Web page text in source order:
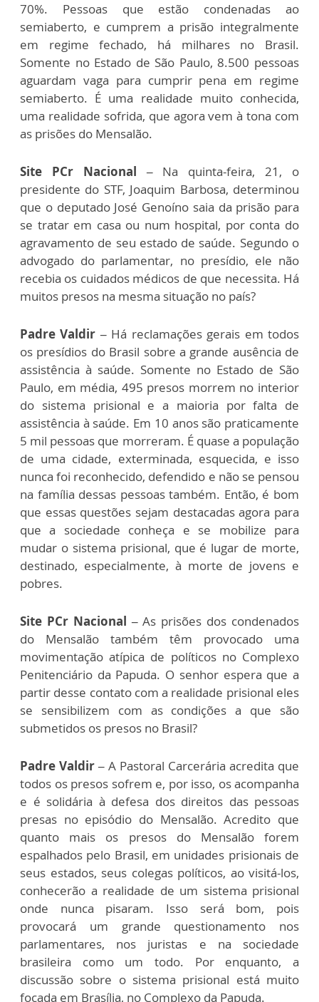
70%. Pessoas que estão condenadas ao
semiaberto, e cumprem a prisão integralmente
em regime fechado, há milhares no Brasil.
Somente no Estado de São Paulo, 8.500 pessoas
aguardam vaga para cumprir pena em regime
semiaberto. É uma realidade muito conhecida,
uma realidade sofrida, que agora vem à tona com
as prisões do Mensalão.
Site PCr Nacional –
Na quinta-feira, 21, o
presidente do STF, Joaquim Barbosa, determinou
que o deputado José Genoíno saia da prisão para
se tratar em casa ou num hospital, por conta do
agravamento de seu estado de saúde. Segundo o
advogado do parlamentar, no presídio, ele não
recebia os cuidados médicos de que necessita. Há
muitos presos na mesma situação no país?
Padre Valdir –Há reclamações gerais em todos
os presídios do Brasil sobre a grande ausência de
assistência à saúde. Somente no Estado de São
Paulo, em média, 495 presos morrem no interior
do sistema prisional e a maioria por falta de
assistência à saúde. Em 10 anos são praticamente
5 mil pessoas que morreram. É quase a população
de uma cidade, exterminada, esquecida, e isso
nunca foi reconhecido, defendido e não se pensou
na família dessas pessoas também. Então, é bom
que essas questões sejam destacadas agora para
que a sociedade conheça e se mobilize para
mudar o sistema prisional, que é lugar de morte,
destinado, especialmente, à morte de jovens e
pobres.
Site PCr Nacional –As prisões dos condenados
do Mensalão também têm provocado uma
movimentação atípica de políticos no Complexo
Penitenciário da Papuda. O senhor espera que a
partir desse contato com a realidade prisional eles
se sensibilizem com as condições a que são
submetidos os presos no Brasil?
Padre Valdir – A Pastoral Carcerária acredita que
todos os presos sofrem e, por isso, os acompanha
e é solidária à defesa dos direitos das pessoas
presas no episódio do Mensalão. Acredito que
quanto mais os presos do Mensalão forem
espalhados pelo Brasil, em unidades prisionais de
seus estados, seus colegas políticos, ao visitá-los,
conhecerão a realidade de um sistema prisional
onde nunca pisaram. Isso será bom, pois
provocará um grande questionamento nos
parlamentares, nos juristas e na sociedade
brasileira como um todo. Por enquanto, a
discussão sobre o sistema prisional está muito
focada em Brasília, no Complexo da Papuda.